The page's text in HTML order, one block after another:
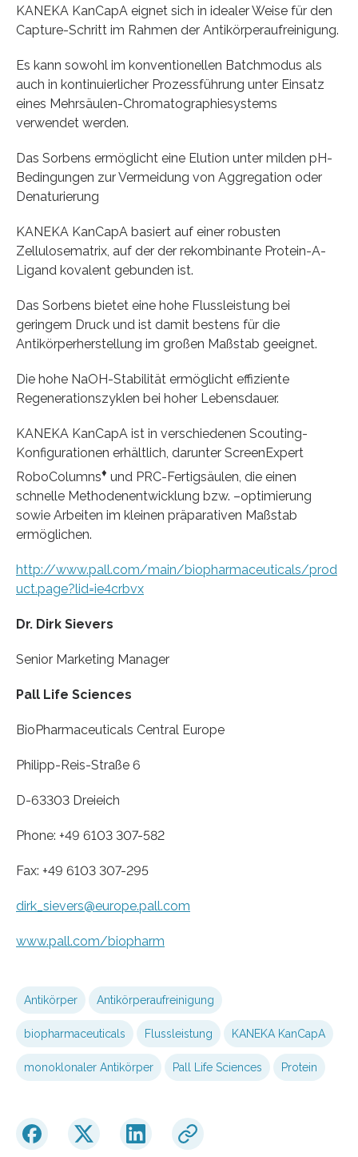
KANEKA KanCapA eignet sich in idealer Weise für den
Capture-Schritt im Rahmen der Antikörperaufreinigung.
Es kann sowohl im konventionellen Batchmodus als
auch in kontinuierlicher Prozessführung unter Einsatz
eines Mehrsäulen-Chromatographiesystems
verwendet werden.
Das Sorbens ermöglicht eine Elution unter milden pH-
Bedingungen zur Vermeidung von Aggregation oder
Denaturierung
KANEKA KanCapA basiert auf einer robusten
Zellulosematrix, auf der der rekombinante Protein-A-
Ligand kovalent gebunden ist.
Das Sorbens bietet eine hohe Flussleistung bei
geringem Druck und ist damit bestens für die
Antikörperherstellung im großen Maßstab geeignet.
Die hohe NaOH-Stabilität ermöglicht effiziente
Regenerationszyklen bei hoher Lebensdauer.
KANEKA KanCapA ist in verschiedenen Scouting-
Konfigurationen erhältlich, darunter ScreenExpert
RoboColumns♦ und PRC-Fertigsäulen, die einen
schnelle Methodenentwicklung bzw. –optimierung
sowie Arbeiten im kleinen präparativen Maßstab
ermöglichen.
http://www.pall.com/main/biopharmaceuticals/prod
uct.page?lid=ie4crbvx
Dr. Dirk Sievers
Senior Marketing Manager
Pall Life Sciences
BioPharmaceuticals Central Europe
Philipp-Reis-Straße 6
D-63303 Dreieich
Phone: +49 6103 307-582
Fax: +49 6103 307-295
dirk_sievers@europe.pall.com
www.pall.com/biopharm
Antikörper Antikörperaufreinigung
biopharmaceuticals Flussleistung KANEKA KanCapA
monoklonaler Antikörper Pall Life Sciences Protein